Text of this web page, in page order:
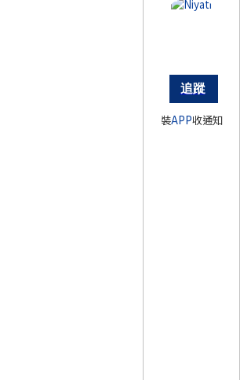
裝APP收通知